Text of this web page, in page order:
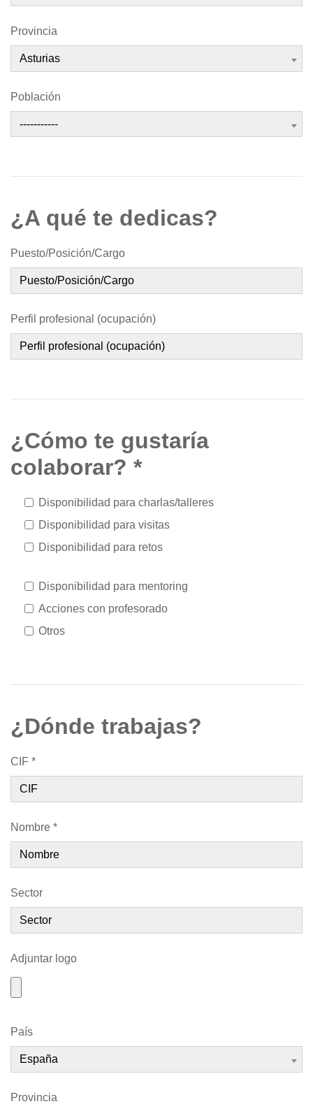
Provincia
Asturias
Población
-----------
¿A qué te dedicas?
Puesto/Posición/Cargo
Perfil profesional (ocupación)
¿Cómo te gustaría
colaborar? *
Disponibilidad para charlas/talleres
Disponibilidad para visitas
Disponibilidad para retos
Disponibilidad para mentoring
Acciones con profesorado
Otros
¿Dónde trabajas?
CIF *
Nombre *
Sector
Adjuntar logo
País
España
Provincia